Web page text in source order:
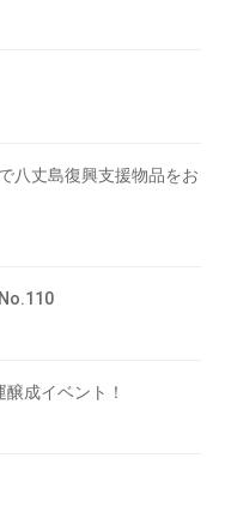
八丈島復興支援物品をお
成イベント！